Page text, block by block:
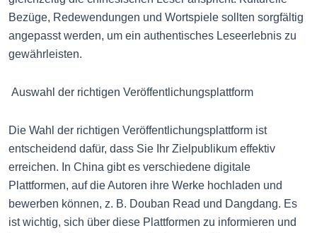
Bezüge, Redewendungen und Wortspiele sollten sorgfältig
angepasst werden, um ein authentisches Leseerlebnis zu
gewährleisten.
Auswahl der richtigen Veröffentlichungsplattform
Die Wahl der richtigen Veröffentlichungsplattform ist
entscheidend dafür, dass Sie Ihr Zielpublikum effektiv
erreichen. In China gibt es verschiedene digitale
Plattformen, auf die Autoren ihre Werke hochladen und
bewerben können, z. B. Douban Read und Dangdang. Es
ist wichtig, sich über diese Plattformen zu informieren und